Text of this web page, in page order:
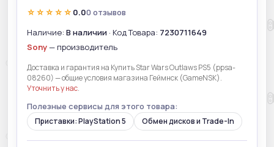
☆☆☆☆☆ 0.00 отзывов
Наличие: В наличии · Код Товара: 7230711649
Sony— производитель
Доставка и гарантия на Купить Star Wars Outlaws PS5 (ppsa-
08260) — общие условия магазина Геймнск (GameNSK).
Уточнить у нас.
Полезные сервисы для этого товара:
Приставки: PlayStation 5 Обмен дисков и Trade-In